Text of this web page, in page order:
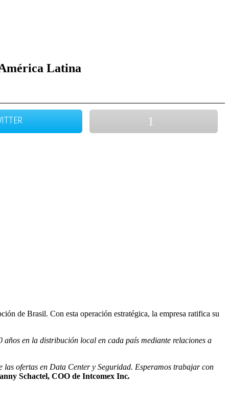
Latina
de Brasil. Con esta operación estratégica, la empresa ratifica su
años en la distribución local en cada país mediante relaciones a
ofertas en Data Center y Seguridad. Esperamos trabajar con
Schactel, COO de Intcomex Inc.